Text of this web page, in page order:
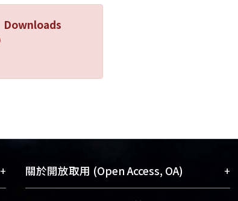
Downloads
+ 關於開放取用 (Open Access, OA) +